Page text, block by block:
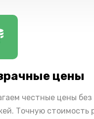
цены
честные цены
Точную стоимость